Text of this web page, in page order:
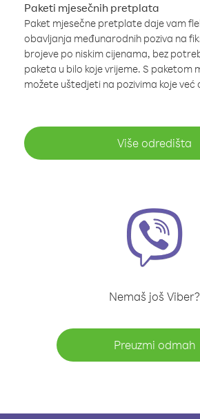
Paketi mjesečnih pretplata
Paket mjesečne pretplate daje vam
obavljanja međunarodnih poziva na
brojeve po niskim cijenama, bez
paketa u bilo koje vrijeme. S paketom
možete uštedjeti na pozivima koje
Više odredišta
Nemaš još Viber?
Preuzmi odmah